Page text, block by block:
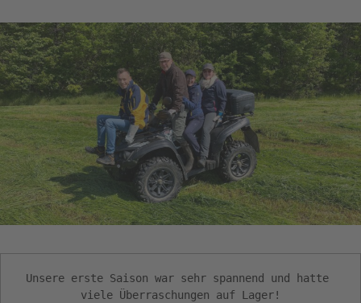
Unsere erste Saison war sehr spannend und hatte
viele Überraschungen auf Lager!